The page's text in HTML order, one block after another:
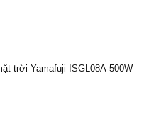
trời Yamafuji ISGL08A-500W